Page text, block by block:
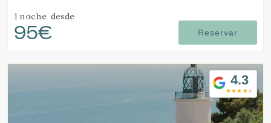
1 noche desde
95€ Reservar
4.3